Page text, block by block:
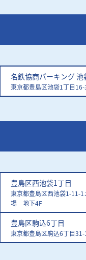
名鉄協商パーキング 池
東京都豊島区池袋1丁目16-
豊島区西池袋1丁目
東京都豊島区西池袋1-11-
場 地下4F
豊島区駒込6丁目
東京都豊島区駒込6丁目